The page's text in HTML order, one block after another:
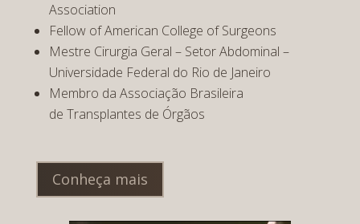
Association
Fellow of American College of Surgeons
Mestre Cirurgia Geral – Setor Abdominal –
Universidade Federal do Rio de Janeiro
Membro da Associação Brasileira
de Transplantes de Órgãos
Conheça mais